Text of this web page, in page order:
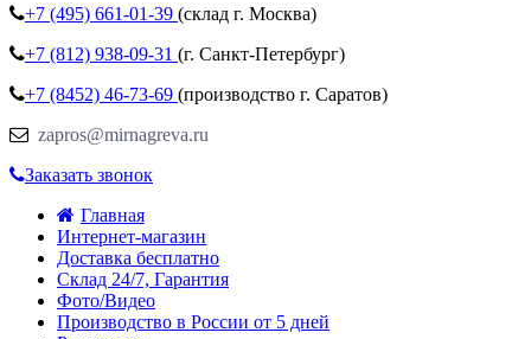
+7 (495) 661-01-39 (склад г. Москва)
+7 (812) 938-09-31 (г. Санкт-Петербург)
+7 (8452) 46-73-69 (производство г. Саратов)
zapros@mirnagreva.ru
Заказать звонок
Главная
Интернет-магазин
Доставка бесплатно
Склад 24/7, Гарантия
Фото/Видео
Производство в России от 5 дней